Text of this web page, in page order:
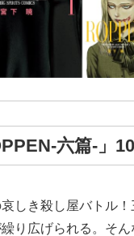
六篇-」
しき殺し屋バトル
り広げられる。そ